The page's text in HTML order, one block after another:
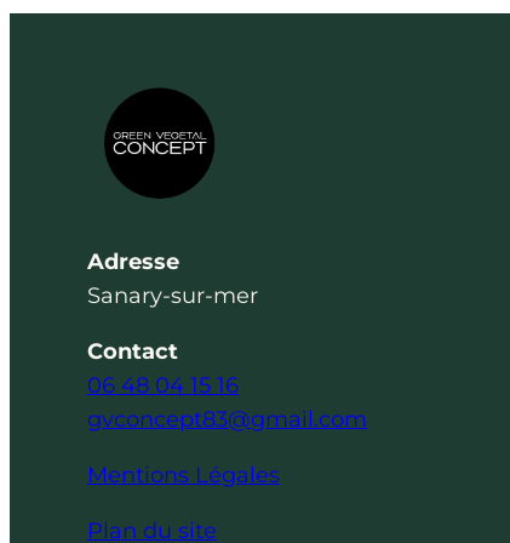
Adresse
Sanary-sur-mer
Contact
06 48 04 15 16
gvconcept83@gmail.com
Mentions Légales
Plan du site